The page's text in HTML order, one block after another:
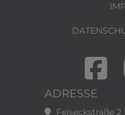
ADRESSE
Felseckstraße 2